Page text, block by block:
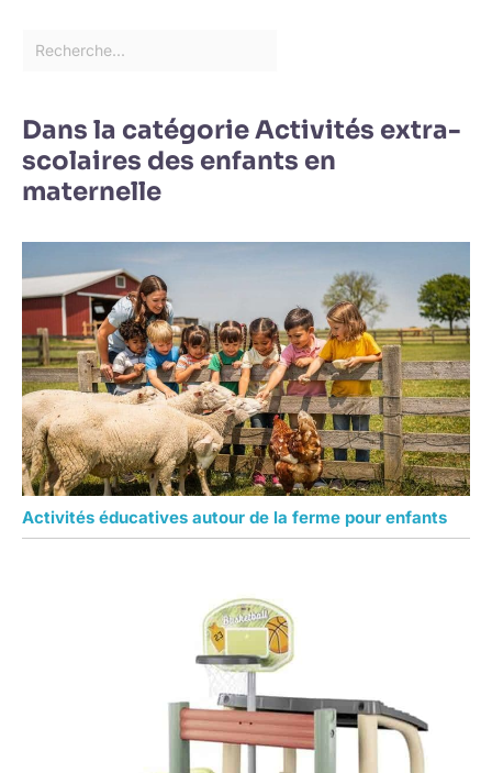
Dans la catégorie Activités extra-
scolaires des enfants en
maternelle
Activités éducatives autour de la ferme pour enfants